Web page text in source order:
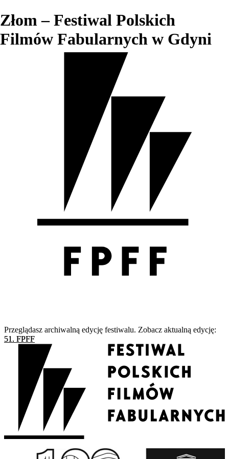
Złom – Festiwal Polskich
Filmów Fabularnych w Gdyni
Przeglądasz archiwalną edycję festiwalu. Zobacz aktualną edycję:
51. FPFF